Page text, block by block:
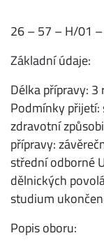
26 – 57 – H/01 –
Základní údaje:
Délka přípravy:
Podmínky přijetí:
zdravotní
přípravy:
střední odborné
dělnických
studium
Popis oboru: